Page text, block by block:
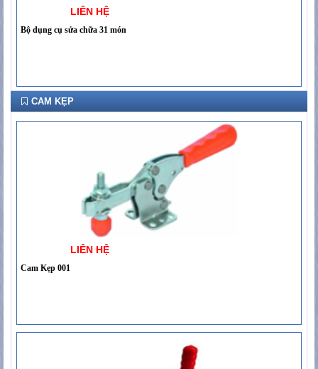
LIÊN HỆ
Bộ dụng cụ sửa chữa 31 món
CAM KẸP
LIÊN HỆ
Cam Kẹp 001